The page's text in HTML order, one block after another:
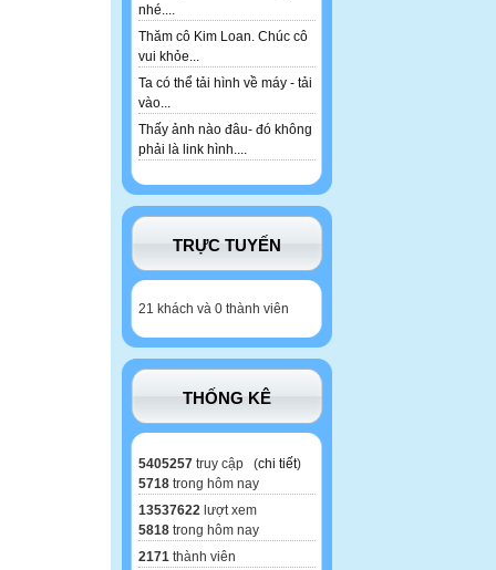
nhé....
Thăm cô Kim Loan. Chúc cô
vui khỏe...
Ta có thể tải hình về máy - tải
vào...
Thấy ảnh nào đâu- đó không
phải là link hình....
TRỰC TUYẾN
21 khách và 0 thành viên
THỐNG KÊ
5405257 truy cập (chi tiết)
5718 trong hôm nay
13537622 lượt xem
5818 trong hôm nay
2171 thành viên